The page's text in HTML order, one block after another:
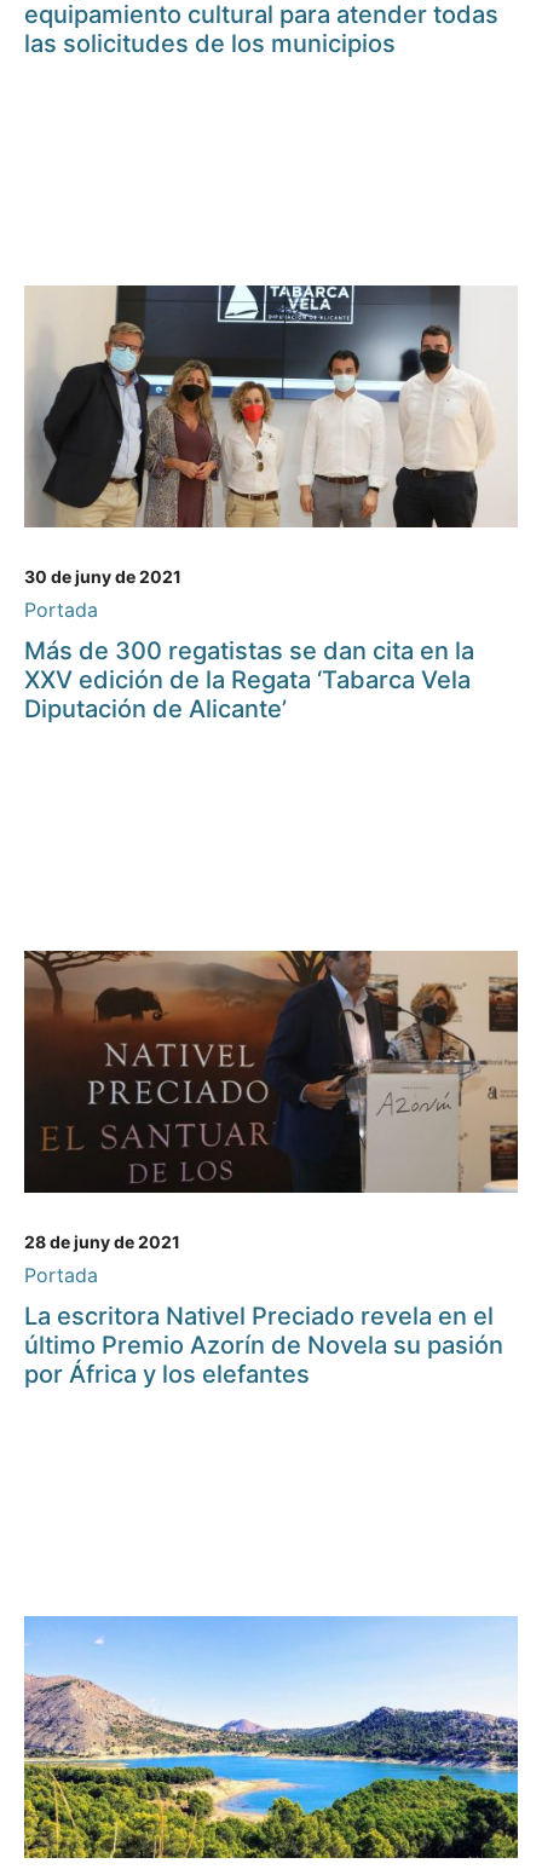
equipamiento cultural para atender todas
las solicitudes de los municipios
30 de juny de 2021
Portada
Más de 300 regatistas se dan cita en la
XXV edición de la Regata ‘Tabarca Vela
Diputación de Alicante’
28 de juny de 2021
Portada
La escritora Nativel Preciado revela en el
último Premio Azorín de Novela su pasión
por África y los elefantes